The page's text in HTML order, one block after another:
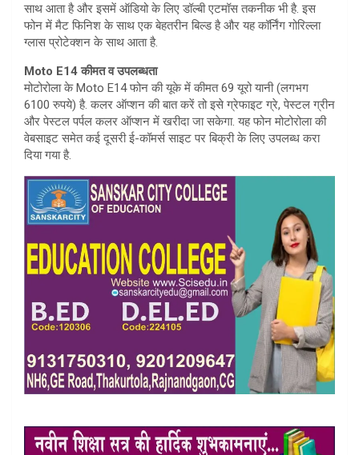
साथ आता है और इसमें ऑडियो के लिए डॉल्बी एटमॉस तकनीक भी है. इस
फोन में मैट फिनिश के साथ एक बेहतरीन बिल्ड है और यह कॉर्निंग गोरिल्ला
ग्लास प्रोटेक्शन के साथ आता है.
Moto E14 कीमत व उपलब्धता
मोटोरोला के Moto E14 फोन की यूके में कीमत 69 यूरो यानी (लगभग
6100 रुपये) है. कलर ऑप्शन की बात करें तो इसे ग्रेफाइट ग्रे, पेस्टल ग्रीन
और पेस्टल पर्पल कलर ऑप्शन में खरीदा जा सकेगा. यह फोन मोटोरोला की
वेबसाइट समेत कई दूसरी ई-कॉमर्स साइट पर बिक्री के लिए उपलब्ध करा
दिया गया है.